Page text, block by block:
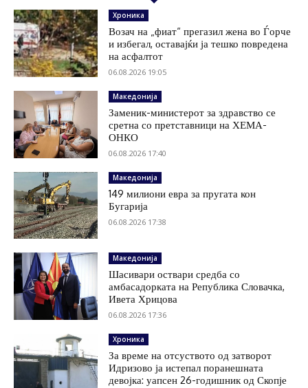
Хроника
Возач на „фиат“ прегазил жена во Ѓорче
и избегал, оставајќи ја тешко повредена
на асфалтот
06.08.2026 19:05
Македонија
Заменик-министерот за здравство се
сретна со претставници на ХЕМА-
ОНКО
06.08.2026 17:40
Македонија
149 милиони евра за пругата кон
Бугарија
06.08.2026 17:38
Македонија
Шасивари оствари средба со
амбасадорката на Република Словачка,
Ивета Хрицова
06.08.2026 17:36
Хроника
За време на отсуството од затворот
Идризово ја истепал поранешната
девојка: уапсен 26-годишник од Скопје